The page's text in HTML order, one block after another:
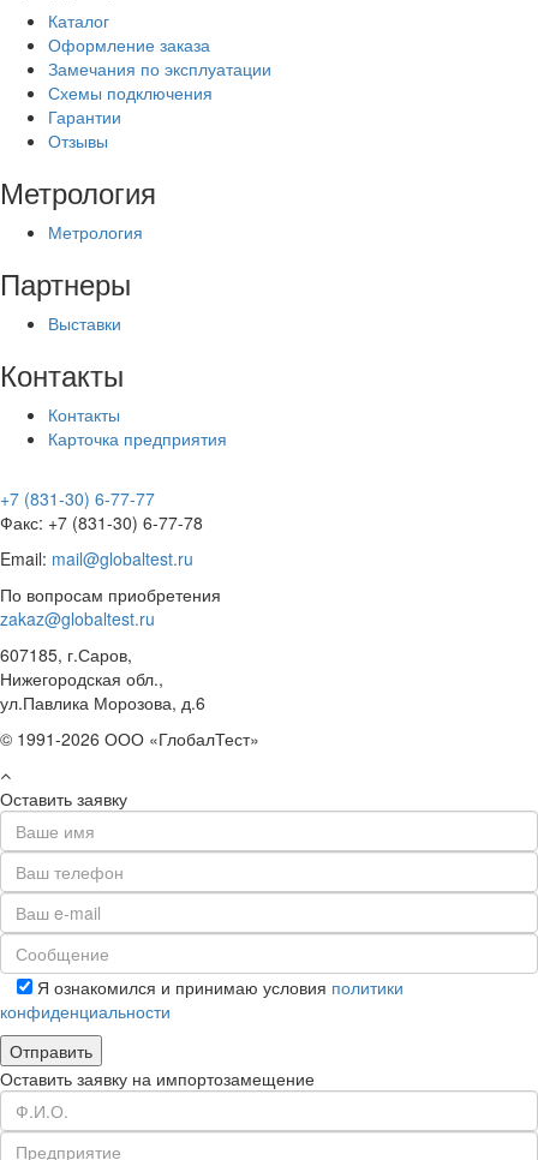
Каталог
Оформление заказа
Замечания по эксплуатации
Схемы подключения
Гарантии
Отзывы
Метрология
Метрология
Партнеры
Выставки
Контакты
Контакты
Карточка предприятия
+7 (831-30) 6-77-77
Факс: +7 (831-30) 6-77-78
Email: mail@globaltest.ru
По вопросам приобретения
zakaz@globaltest.ru
607185, г.Саров,
Нижегородская обл.,
ул.Павлика Морозова, д.6
© 1991-2026 ООО «ГлобалТест»
Оставить заявку
Я ознакомился и принимаю условия политики
конфиденциальности
Оставить заявку на импортозамещение